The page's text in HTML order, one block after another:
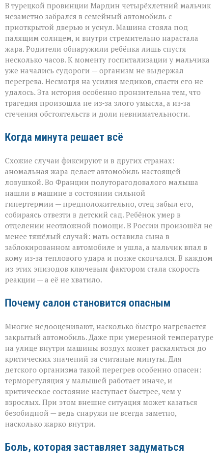
В турецкой провинции Мардин четырёхлетний мальчик
незаметно забрался в семейный автомобиль с
приоткрытой дверью и уснул. Машина стояла под
палящим солнцем, и внутри стремительно нарастала
жара. Родители обнаружили ребёнка лишь спустя
несколько часов. К моменту госпитализации у мальчика
уже начались судороги — организм не выдержал
перегрева. Несмотря на усилия медиков, спасти его не
удалось. Эта история особенно пронзительна тем, что
трагедия произошла не из‑за злого умысла, а из‑за
стечения обстоятельств и доли невнимательности.
Когда минута решает всё
Схожие случаи фиксируют и в других странах:
аномальная жара делает автомобиль настоящей
ловушкой. Во Франции полуторагодовалого малыша
нашли в машине в состоянии сильной
гипертермии — предположительно, отец забыл его,
собираясь отвезти в детский сад. Ребёнок умер в
отделении неотложной помощи. В России произошёл не
менее тяжёлый случай: мать оставила сына в
заблокированном автомобиле и ушла, а мальчик впал в
кому из‑за теплового удара и позже скончался. В каждом
из этих эпизодов ключевым фактором стала скорость
реакции — а её не хватило.
Почему салон становится опасным
Многие недооценивают, насколько быстро нагревается
закрытый автомобиль. Даже при умеренной температуре
на улице внутри машины воздух может раскалиться до
критических значений за считаные минуты. Для
детского организма такой перегрев особенно опасен:
терморегуляция у малышей работает иначе, и
критическое состояние наступает быстрее, чем у
взрослых. При этом внешне ситуация может казаться
безобидной — ведь снаружи не всегда заметно,
насколько жарко внутри.
Боль, которая заставляет задуматься